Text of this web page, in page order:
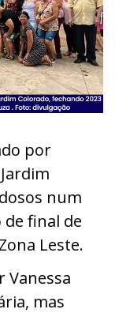
por
num
final de
Leste.
Vanessa
mas